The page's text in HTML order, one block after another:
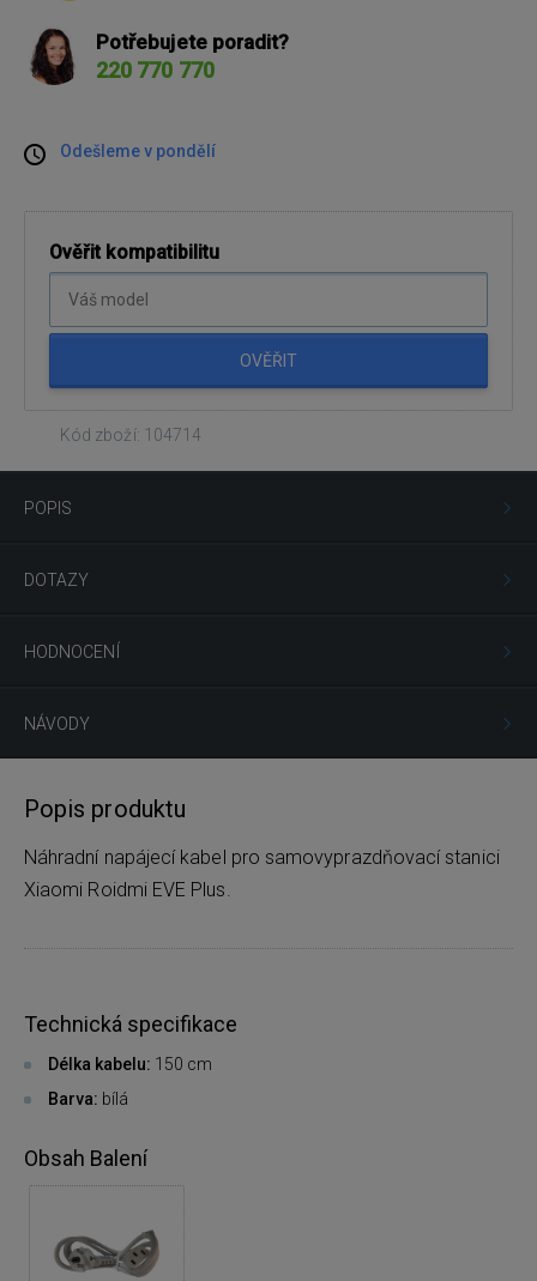
Potřebujete poradit?
220 770 770
Odešleme v pondělí
Ověřit kompatibilitu
OVĚŘIT
Kód zboží: 104714
POPIS
DOTAZY
HODNOCENÍ
NÁVODY
Popis produktu
Náhradní napájecí kabel pro samovyprazdňovací stanici
Xiaomi Roidmi EVE Plus.
Technická specifikace
Délka kabelu: 150 cm
Barva: bílá
Obsah Balení